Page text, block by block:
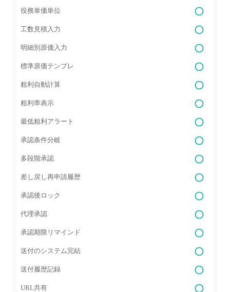
役務単価単位
工数見積入力
明細別原価入力
標準原価テンプレ
粗利自動計算
粗利率表示
最低粗利アラート
承認条件分岐
多段階承認
差し戻し再申請履歴
承認後ロック
代理承認
承認期限リマインド
送付のシステム完結
送付履歴記録
URL共有